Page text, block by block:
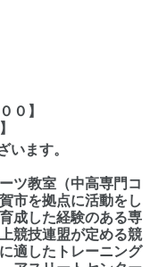
】
ます。
ツ教室（中高専門コ
市を拠点に活動をし
成した経験のある専
競技連盟が定める競
適したトレーニング